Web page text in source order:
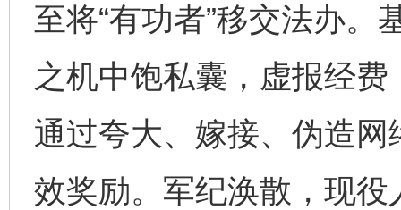
至将“有功者”移交法办
之机中饱私囊，虚报经费
通过夸大、嫁接、伪造网
效奖励。军纪涣散，现